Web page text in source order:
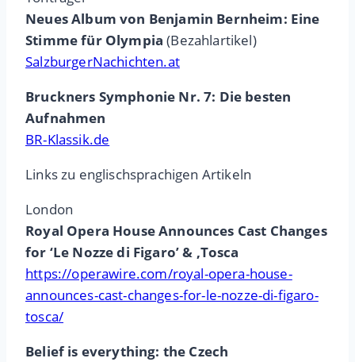
Neues Album von Benjamin Bernheim: Eine
Stimme für Olympia (Bezahlartikel)
SalzburgerNachichten.at
Bruckners Symphonie Nr. 7: Die besten
Aufnahmen
BR-Klassik.de
Links zu englischsprachigen Artikeln
London
Royal Opera House Announces Cast Changes
for ‘Le Nozze di Figaro’ & ‚Tosca
https://operawire.com/royal-opera-house-
announces-cast-changes-for-le-nozze-di-figaro-
tosca/
Belief is everything: the Czech